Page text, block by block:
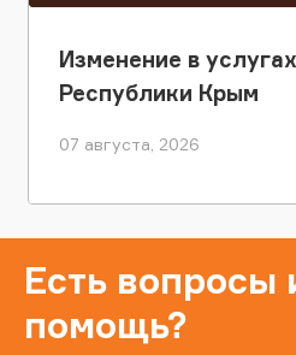
Изменение в
Республики Крым
07 августа, 2026
Есть вопросы
помощь?